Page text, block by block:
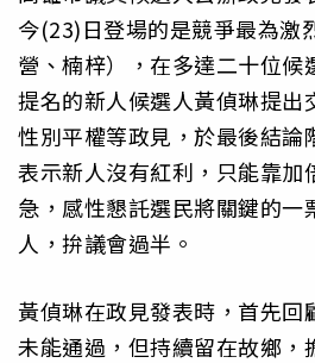
今(23)日登場的是競爭最為激
營、楠梓），在多達二十位候
提名的新人候選人黃偵琳提出
性別平權等政見，於最後結論
表示新人沒有紅利，只能靠加
急，感性懇託選民將關鍵的一
人，拚議會過半。
黃偵琳在政見發表時，首先回
未能通過，但持續留在故鄉，